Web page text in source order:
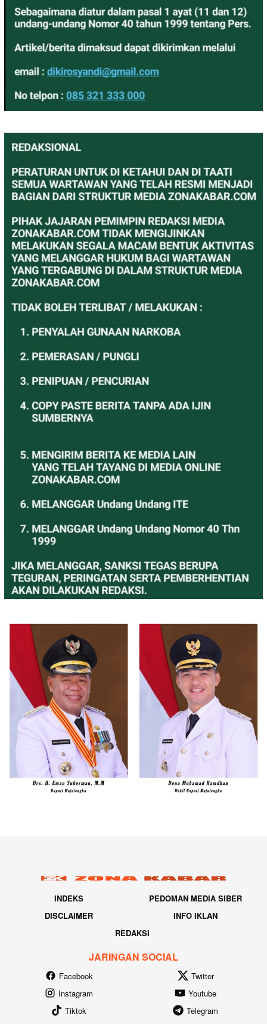
INDEKS
PEDOMAN MEDIA SIBER
DISCLAIMER
INFO IKLAN
REDAKSI
JARINGAN SOCIAL
Facebook
Twitter
Instagram
Youtube
Tiktok
Telegram